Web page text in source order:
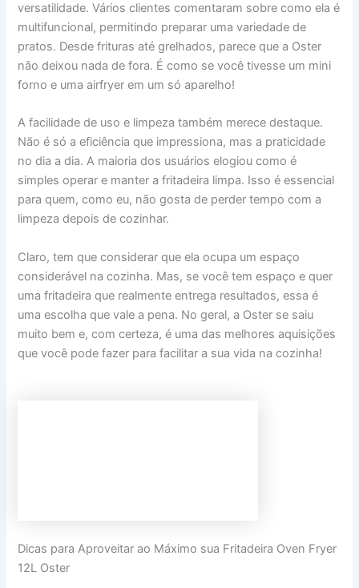
versatilidade. Vários clientes comentaram sobre como ela é
multifuncional, permitindo preparar uma variedade de
pratos. Desde frituras até grelhados, parece que a Oster
não deixou nada de fora. É como se você tivesse um mini
forno e uma airfryer em um só aparelho!
A facilidade de uso e limpeza também merece destaque.
Não é só a eficiência que impressiona, mas a praticidade
no dia a dia. A maioria dos usuários elogiou como é
simples operar e manter a fritadeira limpa. Isso é essencial
para quem, como eu, não gosta de perder tempo com a
limpeza depois de cozinhar.
Claro, tem que considerar que ela ocupa um espaço
considerável na cozinha. Mas, se você tem espaço e quer
uma fritadeira que realmente entrega resultados, essa é
uma escolha que vale a pena. No geral, a Oster se saiu
muito bem e, com certeza, é uma das melhores aquisições
que você pode fazer para facilitar a sua vida na cozinha!
Dicas para Aproveitar ao Máximo sua Fritadeira Oven Fryer
12L Oster